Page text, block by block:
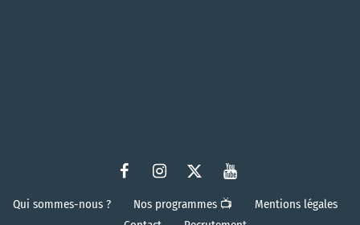
Qui sommes-nous ? Nos programmes 📺
Mentions légales